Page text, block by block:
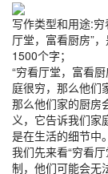
写作类型和用途:
厅堂，富看厨房”
1500个字；
“穷看厅堂，富看
庭很穷，那么他们
那么他们家的厨房
义，它告诉我们家
是在生活的细节中。
我们先来看“穷看
制，他们可能会无